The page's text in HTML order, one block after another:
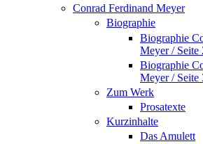
Conrad Ferdinand Meyer
Biographie
Biographie
Meyer / Seite
Biographie
Meyer / Seite
Zum Werk
Prosatexte
Kurzinhalte
Das Amulett